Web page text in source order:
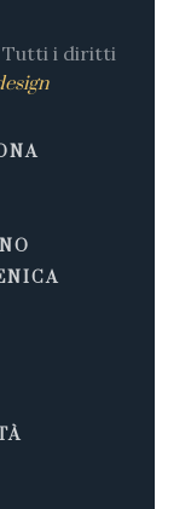
Tutti i diritti